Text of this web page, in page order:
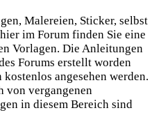
Malereien, Sticker, selbst
im Forum finden Sie eine
Vorlagen. Die Anleitungen
Forums erstellt worden
angesehen werden.
von vergangenen
in diesem Bereich sind